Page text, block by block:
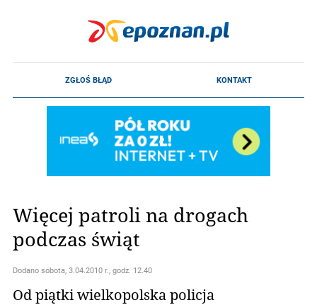
Więcej patroli na drogach
podczas świąt
Dodano sobota, 3.04.2010 r., godz. 12.40
Od piątki wielkopolska policja